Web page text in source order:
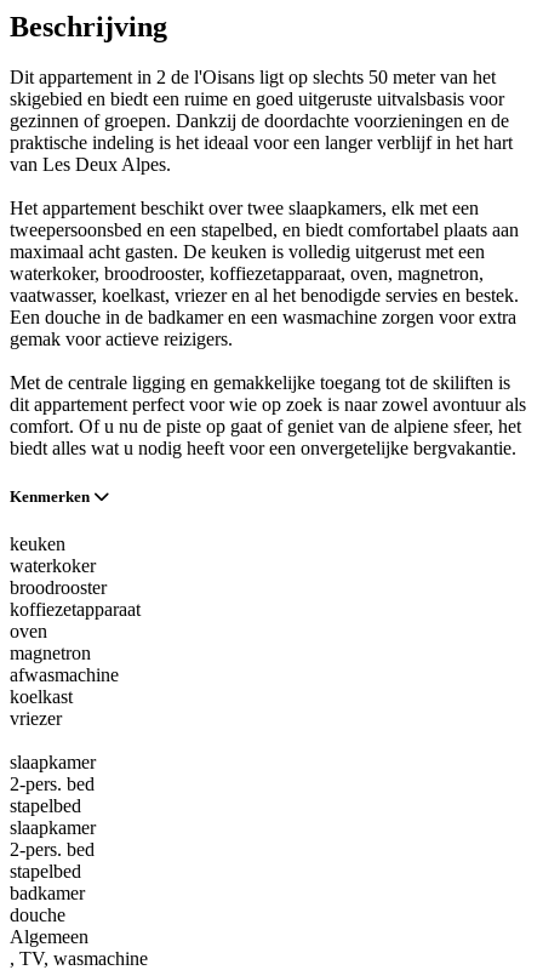
Beschrijving
Dit appartement in 2 de l'Oisans ligt op slechts 50 meter van het
skigebied en biedt een ruime en goed uitgeruste uitvalsbasis voor
gezinnen of groepen. Dankzij de doordachte voorzieningen en de
praktische indeling is het ideaal voor een langer verblijf in het hart
van Les Deux Alpes.
Het appartement beschikt over twee slaapkamers, elk met een
tweepersoonsbed en een stapelbed, en biedt comfortabel plaats aan
maximaal acht gasten. De keuken is volledig uitgerust met een
waterkoker, broodrooster, koffiezetapparaat, oven, magnetron,
vaatwasser, koelkast, vriezer en al het benodigde servies en bestek.
Een douche in de badkamer en een wasmachine zorgen voor extra
gemak voor actieve reizigers.
Met de centrale ligging en gemakkelijke toegang tot de skiliften is
dit appartement perfect voor wie op zoek is naar zowel avontuur als
comfort. Of u nu de piste op gaat of geniet van de alpiene sfeer, het
biedt alles wat u nodig heeft voor een onvergetelijke bergvakantie.
Kenmerken
keuken
waterkoker
broodrooster
koffiezetapparaat
oven
magnetron
afwasmachine
koelkast
vriezer
slaapkamer
2-pers. bed
stapelbed
slaapkamer
2-pers. bed
stapelbed
badkamer
douche
Algemeen
, TV, wasmachine